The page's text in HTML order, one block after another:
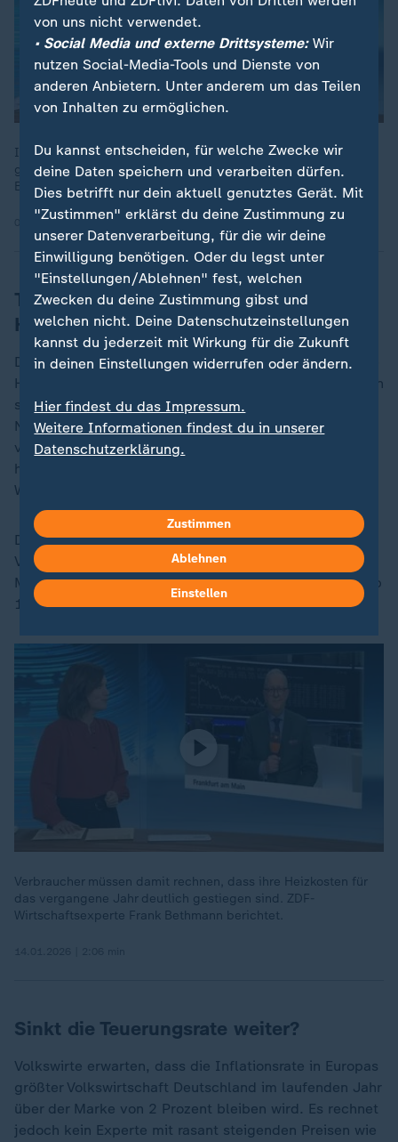
Im Dezember ist die Inflationsrate in Deutschland deutlich
gesunken. Wie ist diese Entwicklung einzuordnen? Dazu ZDF-
Börsenexpertin Stephanie Barrett.
06.01.2026 | 1:35 min
Trotz niedrigerer Energiepreise höhere
Heizkosten
Dennoch müssen Verbraucher damit rechnen, dass ihre
Heizkosten für das vergangene Jahr deutlich gestiegen
sind. Der Grund: Es gab insbesondere im Februar und
November kältere Perioden als in den
vorangegangenen, wärmeren Jahren - und dadurch
heizten die Menschen mehr, berichtet ZDF-
Wirtschaftsexperte Frank Bethmann.
Der Energiedienstleister Techem und das
Vergleichsportal Verivox errechneten für einen
Musterhaushalt mit Gasheizung Mehrkosten von knapp
13 Prozent.
Verbraucher müssen damit rechnen, dass ihre Heizkosten für
das vergangene Jahr deutlich gestiegen sind. ZDF-
Wirtschaftsexperte Frank Bethmann berichtet.
Sinkt die Teuerungsrate weiter?
Volkswirte erwarten, dass die Inflationsrate in Europas
größter Volkswirtschaft Deutschland im laufenden Jahr
über der Marke von 2 Prozent bleiben wird. Es rechnet
jedoch kein Experte mit rasant steigenden Preisen wie
von uns nicht verwendet.
• Social Media und externe Drittsysteme:Wir
nutzen Social-Media-Tools und Dienste von
anderen Anbietern. Unter anderem um das Teilen
von Inhalten zu ermöglichen.
Du kannst entscheiden, für welche Zwecke wir
deine Daten speichern und verarbeiten dürfen.
Dies betrifft nur dein aktuell genutztes Gerät. Mit
"Zustimmen" erklärst du deine Zustimmung zu
unserer Datenverarbeitung, für die wir deine
Einwilligung benötigen. Oder du legst unter
"Einstellungen/Ablehnen" fest, welchen
Zwecken du deine Zustimmung gibst und
welchen nicht. Deine Datenschutzeinstellungen
kannst du jederzeit mit Wirkung für die Zukunft
in deinen Einstellungen widerrufen oder ändern.
Hier findest du das Impressum.
Weitere Informationen findest du in unserer
Datenschutzerklärung.
Zustimmen
Ablehnen
Einstellen